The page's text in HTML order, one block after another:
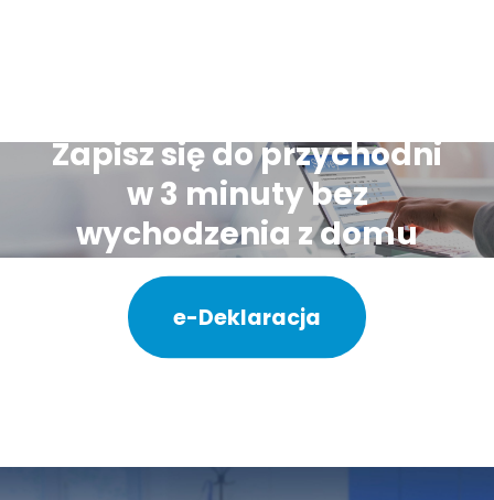
Zapisz się do przychodni
w 3 minuty bez
wychodzenia z domu
e-Deklaracja